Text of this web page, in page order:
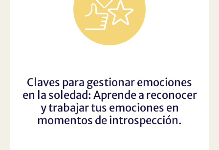
Claves para gestionar emociones
en la soledad: Aprende a reconocer
y trabajar tus emociones en
momentos de introspección.